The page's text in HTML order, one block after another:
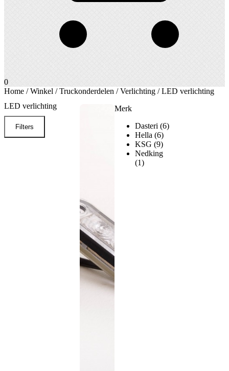
0
Home /Winkel /Truckonderdelen /Verlichting / LED verlichting
LED verlichting
Filters
Merk
Dasteri (6)
Hella (6)
KSG (9)
Nedking
(1)